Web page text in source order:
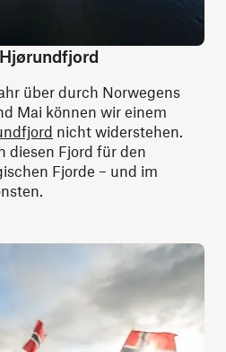
über durch Norwegens
Mai können wir einem
nicht widerstehen.
diesen Fjord für den
Fjorde – und im